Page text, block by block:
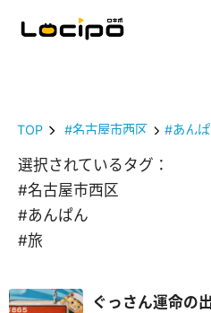
TOP #名古屋市西区 #あん
選択されているタグ：
#名古屋市西区
#あんぱん
#旅
ぐっさん運命の